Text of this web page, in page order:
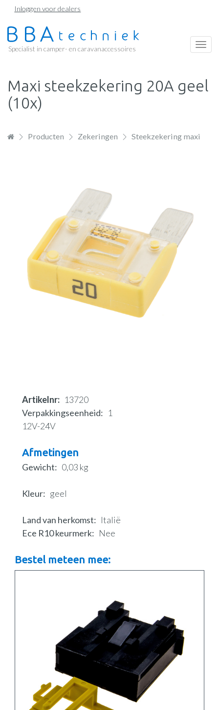
Overslaan
naar
de
Inloggen voor dealers
Specialist in camper- en caravanaccessoires
Maxi steekzekering 20A geel
(10x)
Producten Zekeringen Steekzekering maxi
Artikelnr
13720
Verpakkingseenheid
1
12V-24V
Afmetingen
Gewicht 0,03 kg
Kleur geel
Land van herkomst
Italië
Ece R10 keurmerk
Nee
Bestel meteen mee: